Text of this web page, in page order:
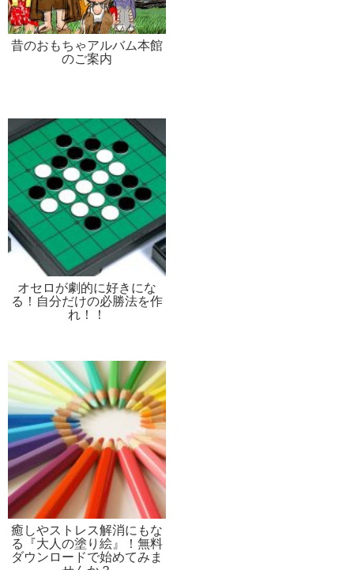
昔のおもちゃアルバム本館
のご案内
オセロが劇的に好きにな
る！自分だけの必勝法を作
れ！！
癒しやストレス解消にもな
る『大人の塗り絵』！無料
ダウンロードで始めてみま